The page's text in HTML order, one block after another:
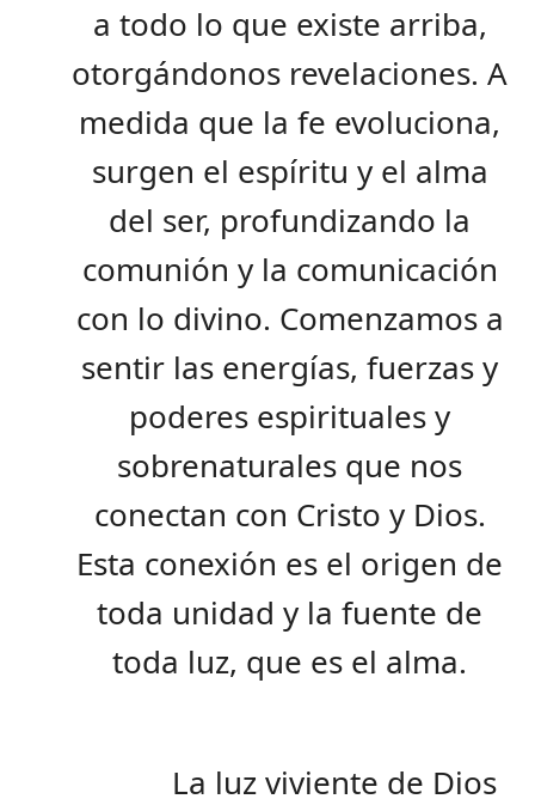
a todo lo que existe arriba,
otorgándonos revelaciones. A
medida que la fe evoluciona,
surgen el espíritu y el alma
del ser, profundizando la
comunión y la comunicación
con lo divino. Comenzamos a
sentir las energías, fuerzas y
poderes espirituales y
sobrenaturales que nos
conectan con Cristo y Dios.
Esta conexión es el origen de
toda unidad y la fuente de
toda luz, que es el alma.
La luz viviente de Dios